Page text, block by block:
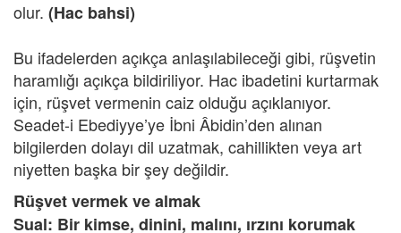
olur. (Hac bahsi)
Bu ifadelerden açıkça anlaşılabileceği gibi, rüşvetin
haramlığı açıkça bildiriliyor. Hac ibadetini kurtarmak
için, rüşvet vermenin caiz olduğu açıklanıyor.
Seadet-i Ebediyye’ye İbni Âbidin’den alınan
bilgilerden dolayı dil uzatmak, cahillikten veya art
niyetten başka bir şey değildir.
Rüşvet vermek ve almak
Sual: Bir kimse, dinini, malını, ırzını korumak